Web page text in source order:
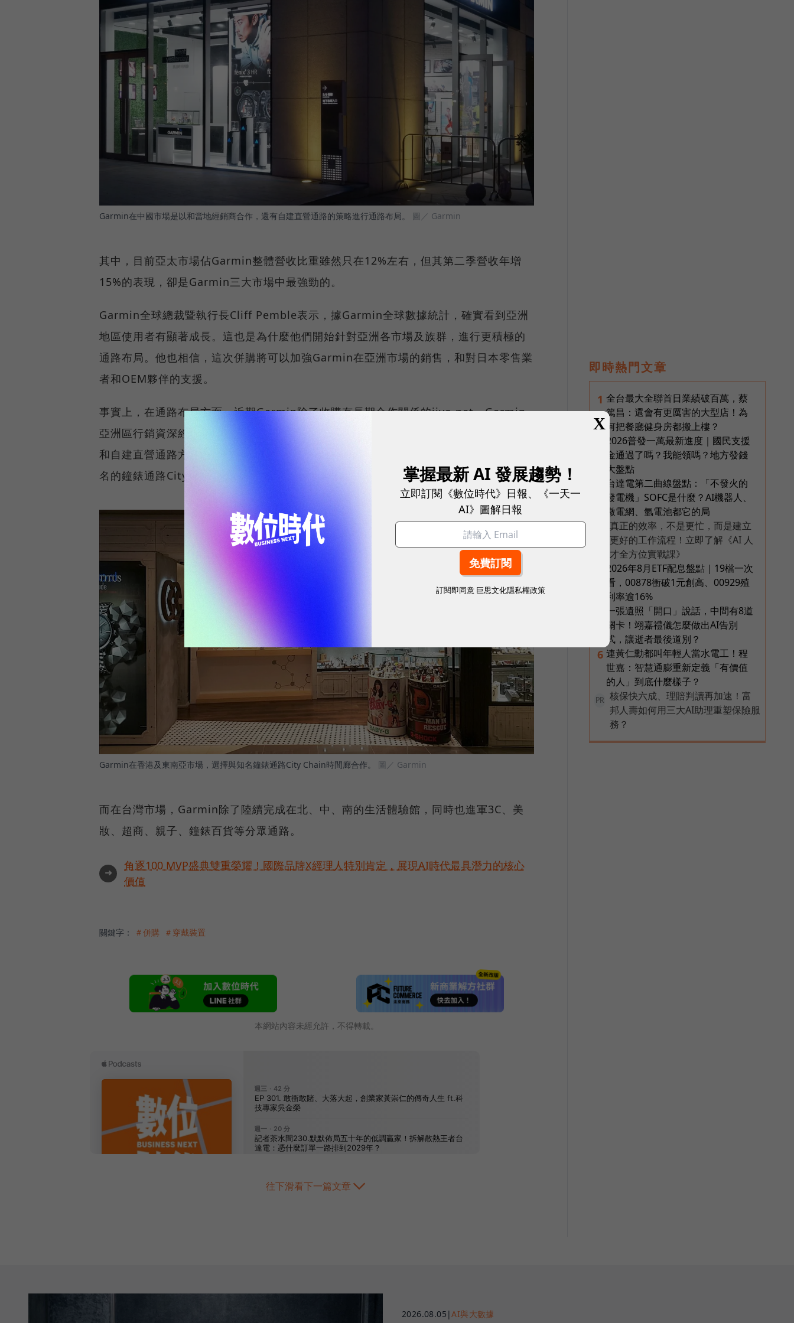
Garmin在中國市場是以和當地經銷商合作，還有自建直營通路的策略進行通路布局。 圖／ Garmin
其中，目前亞太市場佔Garmin整體營收比重雖然只在12%左右，但其第二季營收年增
15%的表現，卻是Garmin三大市場中最強勁的。
Garmin全球總裁暨執行長Cliff Pemble表示，據Garmin全球數據統計，確實看到亞洲
地區使用者有顯著成長。這也是為什麼他們開始針對亞洲各市場及族群，進行更積極的
通路布局。他也相信，這次併購將可以加強Garmin在亞洲市場的銷售，和對日本零售業
者和OEM夥伴的支援。
事實上，在通路布局方面，近期Garmin除了收購有長期合作關係的iiyo.net，Garmin
亞洲區行銷資深經理林孟垣表示，Garmin目前也在中國市場持續透過與當地經銷商合作
和自建直營通路方式進行布局；另外則是打進了在香港、新加坡、泰國、印尼等市場知
名的鐘錶通路City Chain(時間廊)。
Garmin在香港及東南亞市場，選擇與知名鐘錶通路City Chain時間廊合作。 圖／ Garmin
而在台灣市場，Garmin除了陸續完成在北、中、南的生活體驗館，同時也進軍3C、美
妝、超商、親子、鐘錶百貨等分眾通路。
➜
角逐100 MVP盛典雙重榮耀！國際品牌X經理人特別肯定，展現AI時代最具潛力的核心
價值
關鍵字： ＃併購 ＃穿戴裝置
本網站內容未經允許，不得轉載。
往下滑看下一篇文章
即時熱門文章
1 全台最大全聯首日業績破百萬，蔡
篤昌：還會有更厲害的大型店！為
何把餐廳健身房都搬上樓？
2026普發一萬最新進度｜國民支援
金通過了嗎？我能領嗎？地方發錢
大盤點
台達電第二曲線盤點：「不發火的
發電機」SOFC是什麼？AI機器人、
微電網、氫電池都它的局
真正的效率，不是更忙，而是建立
更好的工作流程！立即了解《AI 人
才全方位實戰課》
2026年8月ETF配息盤點｜19檔一次
看，00878衝破1元創高、00929殖
利率逾16%
一張遺照「開口」說話，中間有8道
關卡！翊嘉禮儀怎麼做出AI告別
式，讓逝者最後道別？
6 連黃仁勳都叫年輕人當水電工！程
世嘉：智慧通膨重新定義「有價值
的人」到底什麼樣子？
PR
核保快六成、理賠判讀再加速！富
邦人壽如何用三大AI助理重塑保險服
務？
2026.08.05 |AI與大數據
X
掌握最新 AI 發展趨勢！
立即訂閱《數位時代》日報、《一天一
AI》圖解日報
訂閱即同意 巨思文化隱私權政策